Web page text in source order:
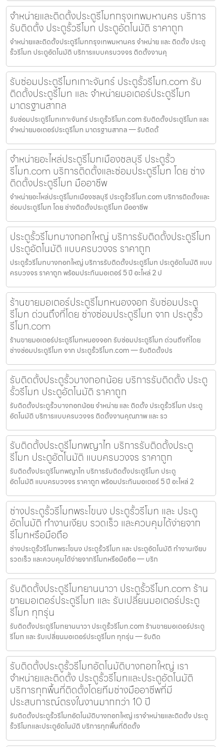
จำหน่ายและติดตั้งประตูรีโมทกรุงเทพมหานคร บริการ
รับติดตั้ง ประตูรั้วรีโมท ประตูอัตโนมัติ ราคาถูก
จำหน่ายและติดตั้งประตูรีโมทกรุงเทพมหานคร จำหน่าย และ ติดตั้ง ประตู
รั้วรีโมท ประตูอัตโนมัติ บริการแบบครบวงจร ติดตั้งงานคุ
รับซ่อมประตูรีโมทเกาะจันทร์ ประตูรั้วรีโมท.com รับ
ติดตั้งประตูรีโมท และ จำหน่ายมอเตอร์ประตูรีโมท
มาตรฐานสากล
รับซ่อมประตูรีโมทเกาะจันทร์ ประตูรั้วรีโมท.com รับติดตั้งประตูรีโมท และ
จำหน่ายมอเตอร์ประตูรีโมท มาตรฐานสากล — รับติดตั้
จำหน่ายอะไหล่ประตูรีโมทเมืองชลบุรี ประตูรั้ว
รีโมท.com บริการติดตั้งและซ่อมประตูรีโมท โดย ช่าง
ติดตั้งประตูรีโมท มืออาชีพ
จำหน่ายอะไหล่ประตูรีโมทเมืองชลบุรี ประตูรั้วรีโมท.com บริการติดตั้งและ
ซ่อมประตูรีโมท โดย ช่างติดตั้งประตูรีโมท มืออาชีพ
ประตูรั้วรีโมทบางกอกใหญ่ บริการรับติดตั้งประตูรีโมท
ประตูอัตโนมัติ แบบครบวงจร ราคาถูก
ประตูรั้วรีโมทบางกอกใหญ่ บริการรับติดตั้งประตูรีโมท ประตูอัตโนมัติ แบบ
ครบวงจร ราคาถูก พร้อมประกันมอเตอร์ 5 ปี อะไหล่ 2 ป
ร้านขายมอเตอร์ประตูรีโมทหนองจอก รับซ่อมประตู
รีโมท ด่วนถึงที่โดย ช่างซ่อมประตูรีโมท จาก ประตูรั้ว
รีโมท.com
ร้านขายมอเตอร์ประตูรีโมทหนองจอก รับซ่อมประตูรีโมท ด่วนถึงที่โดย
ช่างซ่อมประตูรีโมท จาก ประตูรั้วรีโมท.com — รับติดตั้งปร
รับติดตั้งประตูรั้วบางกอกน้อย บริการรับติดตั้ง ประตู
รั้วรีโมท ประตูอัตโนมัติ ราคาถูก
รับติดตั้งประตูรั้วบางกอกน้อย จำหน่าย และ ติดตั้ง ประตูรั้วรีโมท ประตู
อัตโนมัติ บริการแบบครบวงจร ติดตั้งงานคุณภาพ และ รว
รับติดตั้งประตูรีโมทพญาไท บริการรับติดตั้งประตู
รีโมท ประตูอัตโนมัติ แบบครบวงจร ราคาถูก
รับติดตั้งประตูรีโมทพญาไท บริการรับติดตั้งประตูรีโมท ประตู
อัตโนมัติ แบบครบวงจร ราคาถูก พร้อมประกันมอเตอร์ 5 ปี อะไหล่ 2
ช่างประตูรั้วรีโมทพระโขนง ประตูรั้วรีโมท และ ประตู
อัตโนมัติ ทำงานเงียบ รวดเร็ว และควบคุมได้ง่ายจาก
รีโมทหรือมือถือ
ช่างประตูรั้วรีโมทพระโขนง ประตูรั้วรีโมท และ ประตูอัตโนมัติ ทำงานเงียบ
รวดเร็ว และควบคุมได้ง่ายจากรีโมทหรือมือถือ — บริก
รับติดตั้งประตูรีโมทยานนาวา ประตูรั้วรีโมท.com ร้าน
ขายมอเตอร์ประตูรีโมท และ รับเปลี่ยนมอเตอร์ประตู
รีโมท ทุกรุ่น
รับติดตั้งประตูรีโมทยานนาวา ประตูรั้วรีโมท.com ร้านขายมอเตอร์ประตู
รีโมท และ รับเปลี่ยนมอเตอร์ประตูรีโมท ทุกรุ่น — รับติด
รับติดตั้งประตูรั้วรีโมทอัตโนมัติบางกอกใหญ่ เรา
จำหน่ายและติดตั้ง ประตูรั้วรีโมทและประตูอัตโนมัติ
บริการทุกพื้นที่ติดตั้งโดยทีมช่างมืออาชีพที่มี
ประสบการณ์ตรงในงานมากกว่า 10 ปี
รับติดตั้งประตูรั้วรีโมทอัตโนมัติบางกอกใหญ่ เราจำหน่ายและติดตั้ง ประตู
รั้วรีโมทและประตูอัตโนมัติ บริการทุกพื้นที่ติดตั้ง